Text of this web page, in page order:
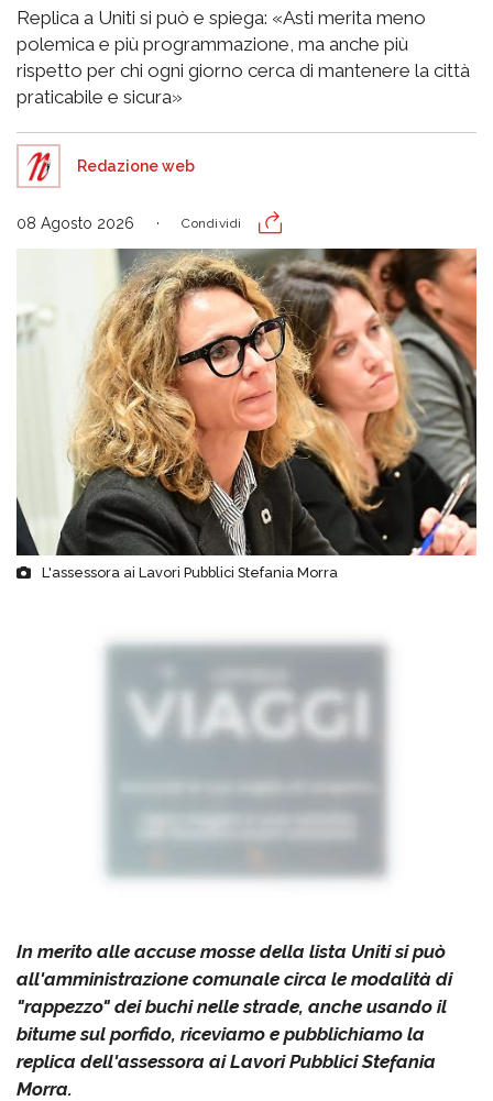
Replica a Uniti si può e spiega: «Asti merita meno
polemica e più programmazione, ma anche più
rispetto per chi ogni giorno cerca di mantenere la città
praticabile e sicura»
Redazione web
08 Agosto 2026 Condividi
L'assessora ai Lavori Pubblici Stefania Morra
In merito alle accuse mosse della lista Uniti si può
all'amministrazione comunale circa le modalità di
"rappezzo" dei buchi nelle strade, anche usando il
bitume sul porfido, riceviamo e pubblichiamo la
replica dell'assessora ai Lavori Pubblici Stefania
Morra.